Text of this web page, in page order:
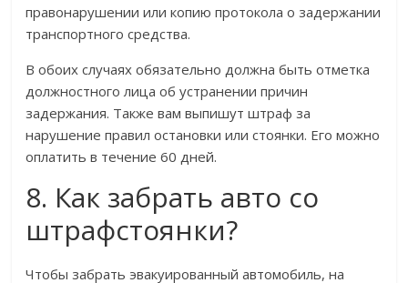
правонарушении или копию протокола о задержании
транспортного средства.
В обоих случаях обязательно должна быть отметка
должностного лица об устранении причин
задержания. Также вам выпишут штраф за
нарушение правил остановки или стоянки. Его можно
оплатить в течение 60 дней.
8. Как забрать авто со
штрафстоянки?
Чтобы забрать эвакуированный автомобиль, на